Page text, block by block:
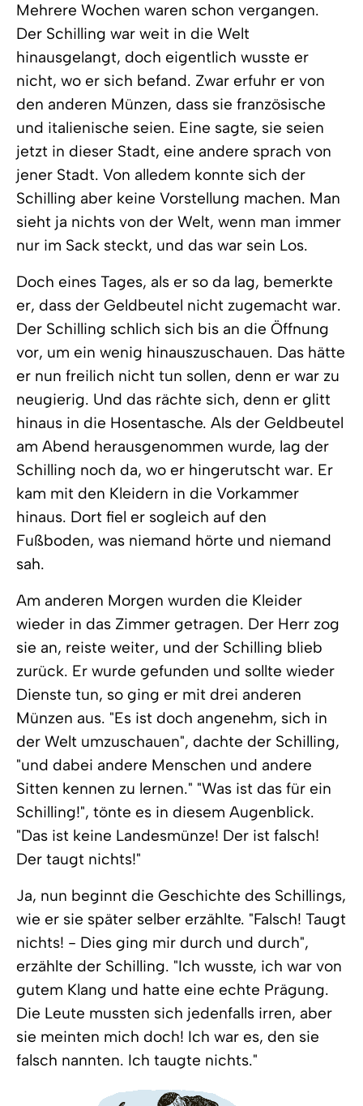
Mehrere Wochen waren schon vergangen.
Der Schilling war weit in die Welt
hinausgelangt, doch eigentlich wusste er
nicht, wo er sich befand. Zwar erfuhr er von
den anderen Münzen, dass sie französische
und italienische seien. Eine sagte, sie seien
jetzt in dieser Stadt, eine andere sprach von
jener Stadt. Von alledem konnte sich der
Schilling aber keine Vorstellung machen. Man
sieht ja nichts von der Welt, wenn man immer
nur im Sack steckt, und das war sein Los.
Doch eines Tages, als er so da lag, bemerkte
er, dass der Geldbeutel nicht zugemacht war.
Der Schilling schlich sich bis an die Öffnung
vor, um ein wenig hinauszuschauen. Das hätte
er nun freilich nicht tun sollen, denn er war zu
neugierig. Und das rächte sich, denn er glitt
hinaus in die Hosentasche. Als der Geldbeutel
am Abend herausgenommen wurde, lag der
Schilling noch da, wo er hingerutscht war. Er
kam mit den Kleidern in die Vorkammer
hinaus. Dort fiel er sogleich auf den
Fußboden, was niemand hörte und niemand
sah.
Am anderen Morgen wurden die Kleider
wieder in das Zimmer getragen. Der Herr zog
sie an, reiste weiter, und der Schilling blieb
zurück. Er wurde gefunden und sollte wieder
Dienste tun, so ging er mit drei anderen
Münzen aus. "Es ist doch angenehm, sich in
der Welt umzuschauen", dachte der Schilling,
"und dabei andere Menschen und andere
Sitten kennen zu lernen." "Was ist das für ein
Schilling!", tönte es in diesem Augenblick.
"Das ist keine Landesmünze! Der ist falsch!
Der taugt nichts!"
Ja, nun beginnt die Geschichte des Schillings,
wie er sie später selber erzählte. "Falsch! Taugt
nichts! - Dies ging mir durch und durch",
erzählte der Schilling. "Ich wusste, ich war von
gutem Klang und hatte eine echte Prägung.
Die Leute mussten sich jedenfalls irren, aber
sie meinten mich doch! Ich war es, den sie
falsch nannten. Ich taugte nichts."